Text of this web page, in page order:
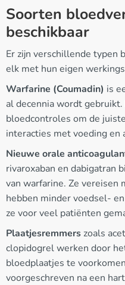
Soorten
beschikbaar
Er zijn verschillende typen
elk met hun eigen
Warfarine (Coumadin) is
al decennia wordt
bloedcontroles om de
interacties met voeding en
Nieuwe orale
rivaroxaban en dabigatran
van warfarine. Ze
hebben minder voedsel-
ze voor veel patiënten
Plaatjesremmers zoals
clopidogrel werken door
bloedplaatjes te
voorgeschreven na een